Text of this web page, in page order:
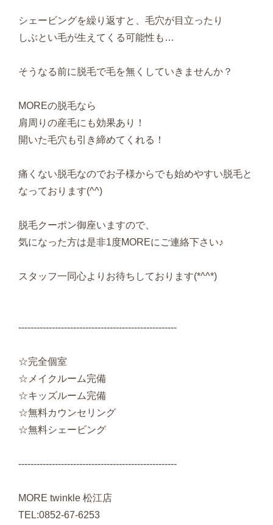
シェービングを繰り返すと、毛穴が目立ったり
しぶとい毛が生えてくる可能性も…
そうなる前に脱毛で毛を無くしていきませんか？
MOREの脱毛なら
肩周りの産毛にも効果あり！
開いた毛穴も引き締めてくれる！
痛くない脱毛なのでお子様からでも始めやすい脱毛と
なっております(^^)
脱毛クーポン御座いますので、
気になった方は是非1度MOREにご連絡下さい♪
スタッフ一同心よりお待ちしております(*^^*)
----------------------------------------------------
☆完全個室
☆メイクルーム完備
☆キッズルーム完備
☆無料カウンセリング
☆無料シェービング
----------------------------------------------------
MORE twinkle 松江店
TEL:0852-67-6253